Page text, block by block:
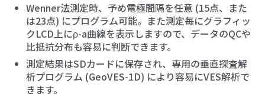
Wenner法測定時、予め電極間隔を任意 (15点、また
は23点) にプログラム可能。また測定毎にグラフィッ
クLCD上にρ-a曲線を表示しますので、データのQCや
比抵抗分布も容易に判断できます。
測定結果はSDカードに保存され、専用の垂直探査解
析プログラム (GeoVES-1D) により容易にVES解析で
きます。